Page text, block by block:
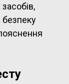
безпеку